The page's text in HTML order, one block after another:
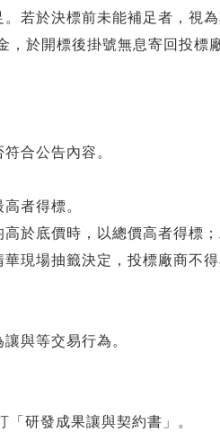
若於決標前未能補足者，視為
於開標後掛號無息寄回投標廠
合公告內容。
者得標。
於底價時，以總價高者得標
現場抽籤決定，投標廠商不得
與等交易行為。
研發成果讓與契約書」。